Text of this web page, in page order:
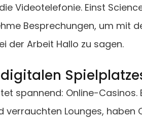
Videotelefonie. Einst
Besprechungen, um mit
der Arbeit Hallo zu sagen.
spannend: Online-Casinos.
verrauchten Lounges, haben